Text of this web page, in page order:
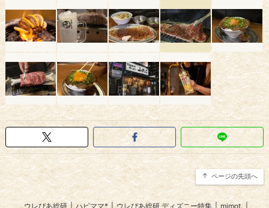
ページの先頭へ
ウレぴあ総研 | ハピママ* | ウレぴあ総研 ディズニー特集 | mimot.